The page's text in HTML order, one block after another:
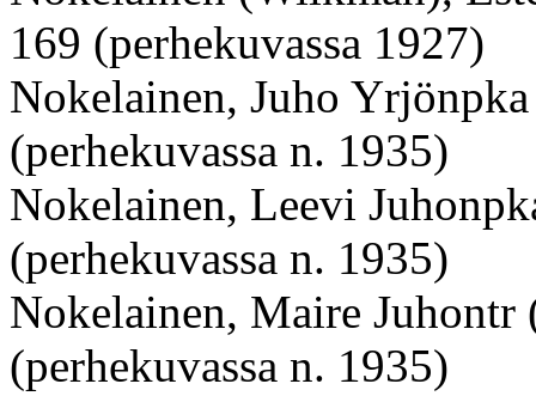
169 (perhekuvassa 1927)
Nokelainen, Juho
(perhekuvassa n. 1935)
Nokelainen, Leevi
(perhekuvassa n. 1935)
Nokelainen, Maire Juhontr
(perhekuvassa n. 1935)